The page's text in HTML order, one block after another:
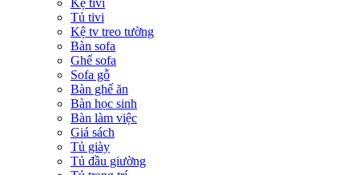
Tủ tivi
Kệ tv treo tường
Bàn sofa
Ghế sofa
Sofa gỗ
Bàn ghế ăn
Bàn học sinh
Bàn làm việc
Giá sách
Tủ giày
Tủ đầu giường